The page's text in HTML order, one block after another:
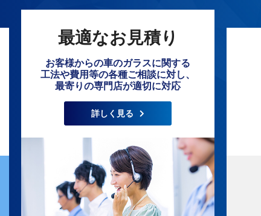
最適なお見積り
お客様からの車のガラスに関する
工法や費用等の各種ご相談に対し、
最寄りの専門店が適切に対応
詳しく見る